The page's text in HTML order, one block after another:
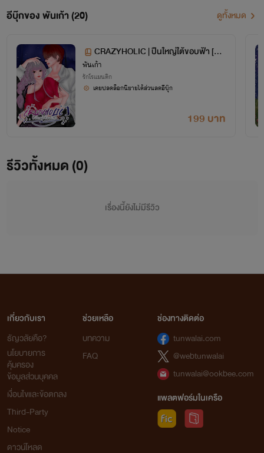
อีบุ๊กของ พันเก้า (20) ดูทั้งหมด
CRAZYHOLIC | ปืนใหญ่ใต้ขอบฟ้า [SO
HOT SM 20+]
พันเก้า
รักโรแมนติก
199 บาท
เคยปลดล็อกนิยายได้ส่วนลดอีบุ๊ก
รีวิวทั้งหมด (0)
เรื่องนี้ยังไม่มีรีวิว
เกี่ยวกับเรา
ธัญวลัยคือ?
นโยบายการ
คุ้มครอง
ข้อมูลส่วนบุคคล
เงื่อนไขและข้อตกลง
Third-Party
Notice
ดาวน์โหลด
ช่วยเหลือ
บทความ
FAQ
ช่องทางติดต่อ
tunwalai.com
@webtunwalai
tunwalai@ookbee.com
แพลตฟอร์มในเครือ